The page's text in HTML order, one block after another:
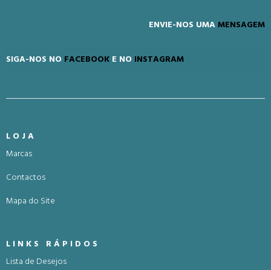
ENVIE-NOS UMAMENSAGEM
SIGA-NOS NO FACEBOOK E NO INSTAGRAM
LOJA
Marcas
Contactos
Mapa do Site
LINKS RÁPIDOS
Lista de Desejos